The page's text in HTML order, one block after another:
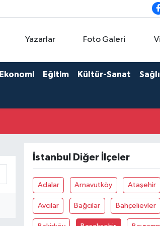
Yazarlar Foto Galeri
Ekonomi Eğitim Kültür-Sanat
İstanbul Diğer İlçeler
Adalar Arnavutköy Ataşehir
Avcilar Bağcilar Bahçelievler